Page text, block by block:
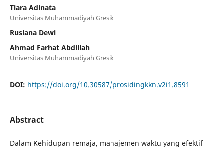
Tiara Adinata
Universitas Muhammadiyah Gresik
Rusiana Dewi
Ahmad Farhat Abdillah
Universitas Muhammadiyah Gresik
DOI: https://doi.org/10.30587/prosidingkkn.v2i1.8591
Abstract
Dalam Kehidupan remaja, manajemen waktu yang efektif